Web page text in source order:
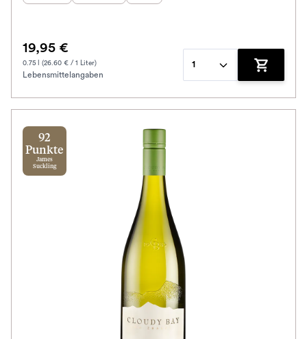
19,95 €
0.75 l (26.60 € / 1 Liter)
Lebensmittelangaben
1
Zum
92
Punkte
James
Suckling